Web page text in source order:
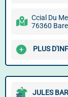
Ccial Du
76360
PLUS
JULES